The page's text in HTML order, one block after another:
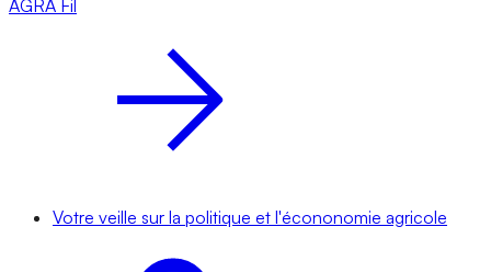
AGRA Fil
Votre veille sur la politique et l'écononomie agricole